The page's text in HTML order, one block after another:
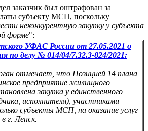
заказчик был оштрафован за
субъекту МСП, поскольку
неконкурентную закупку у субъекта
форме":
УФАС России от 27.05.2021 о
по делу № 014/04/7.32.3-824/2021:
отмечает, что Позицией 14 плана
предприятие жилищного
закупка у единственного
исполнителя), участниками
субъекты МСП, на оказание услуг
г. Ленск.